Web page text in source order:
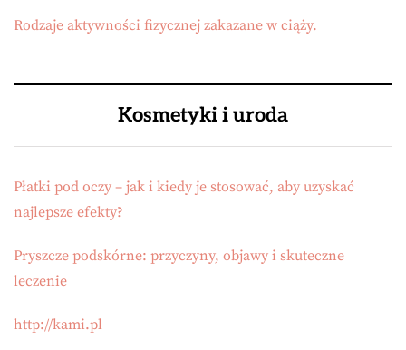
Rodzaje aktywności fizycznej zakazane w ciąży.
Kosmetyki i uroda
Płatki pod oczy – jak i kiedy je stosować, aby uzyskać
najlepsze efekty?
Pryszcze podskórne: przyczyny, objawy i skuteczne
leczenie
http://kami.pl